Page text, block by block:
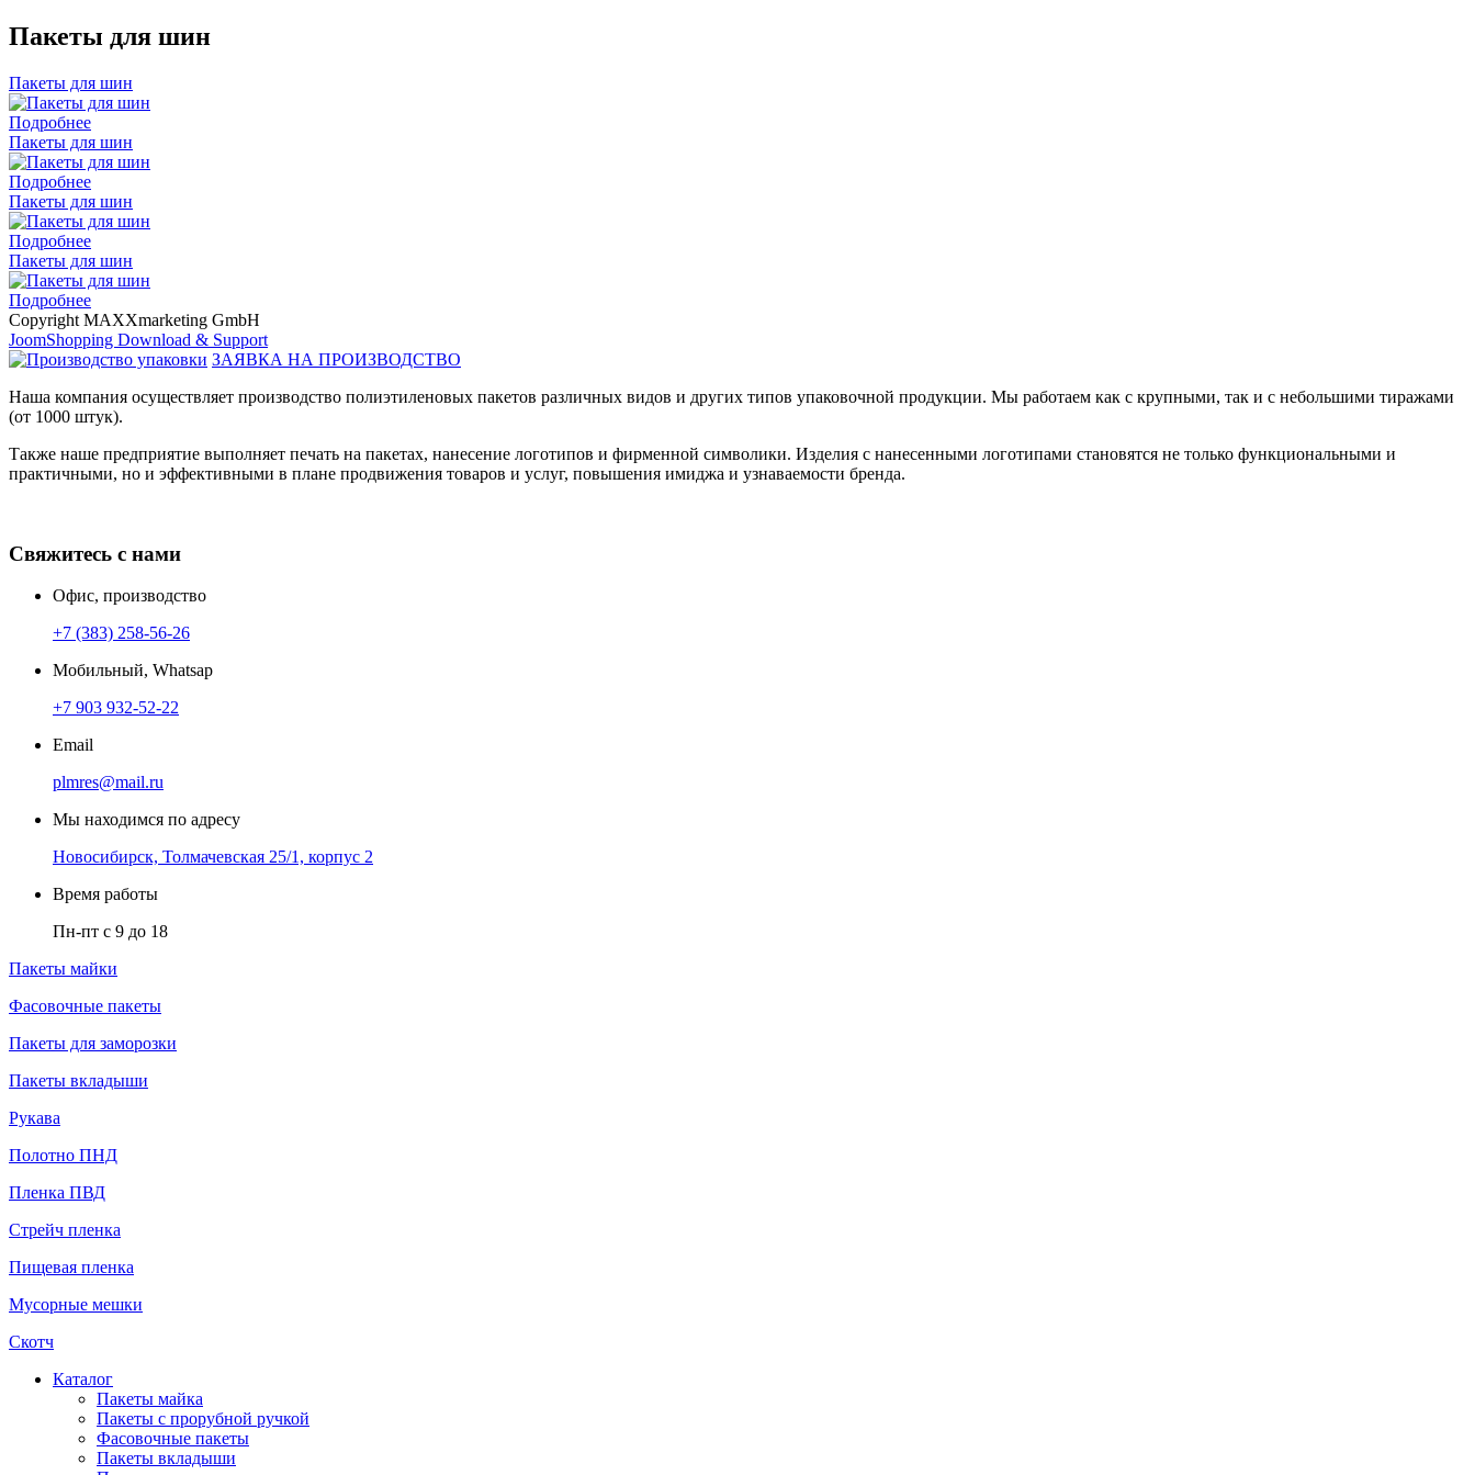
Пакеты для шин
Пакеты для шин
Подробнее
Пакеты для шин
Подробнее
Пакеты для шин
Подробнее
Пакеты для шин
Подробнее
Copyright MAXXmarketing GmbH
JoomShopping Download & Support
ЗАЯВКА НА ПРОИЗВОДСТВО
Наша компания осуществляет производство полиэтиленовых пакетов различных видов и других типов упаковочной продукции. Мы работаем как с крупными, так и с небольшими тиражами
(от 1000 штук).
Также наше предприятие выполняет печать на пакетах, нанесение логотипов и фирменной символики. Изделия с нанесенными логотипами становятся не только функциональными и
практичными, но и эффективными в плане продвижения товаров и услуг, повышения имиджа и узнаваемости бренда.
Свяжитесь с нами
Офис, производство
+7 (383) 258-56-26
Мобильный, Whatsap
+7 903 932-52-22
Email
plmres@mail.ru
Мы находимся по адресу
Новосибирск, Толмачевская 25/1, корпус 2
Время работы
Пн-пт с 9 до 18
Пакеты майки
Фасовочные пакеты
Пакеты для заморозки
Пакеты вкладыши
Рукава
Полотно ПНД
Пленка ПВД
Стрейч пленка
Пищевая пленка
Мусорные мешки
Скотч
Каталог
Пакеты майка
Пакеты с прорубной ручкой
Фасовочные пакеты
Пакеты вкладыши